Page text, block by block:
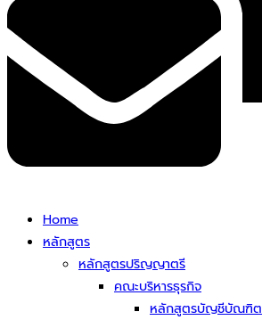
Home
หลักสูตร
หลักสูตรปริญญาตรี
คณะบริหารธุรกิจ
หลักสูตรบัญชีบัณฑิต